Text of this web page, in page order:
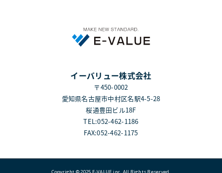
イーバリュー株式会社
〒450-0002
愛知県名古屋市中村区名駅4-5-28
桜通豊田ビル18F
TEL:052-462-1186
FAX:052-462-1175